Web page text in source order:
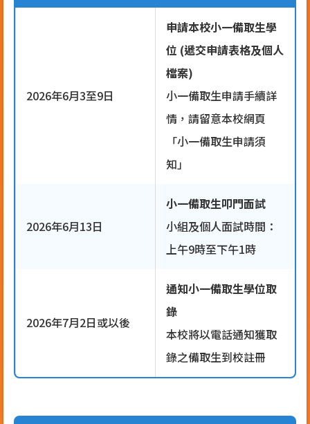
2026年6月3至9日
申請本校小一備取生學
位 (遞交申請表格及個人
檔案)
小一備取生申請手續詳
情，請留意本校網頁
「小一備取生申請須
知」
2026年6月13日
小一備取生叩門面試
小組及個人面試時間：
上午9時至下午1時
2026年7月2日或以後
通知小一備取生學位取
錄
本校將以電話通知獲取
錄之備取生到校註冊